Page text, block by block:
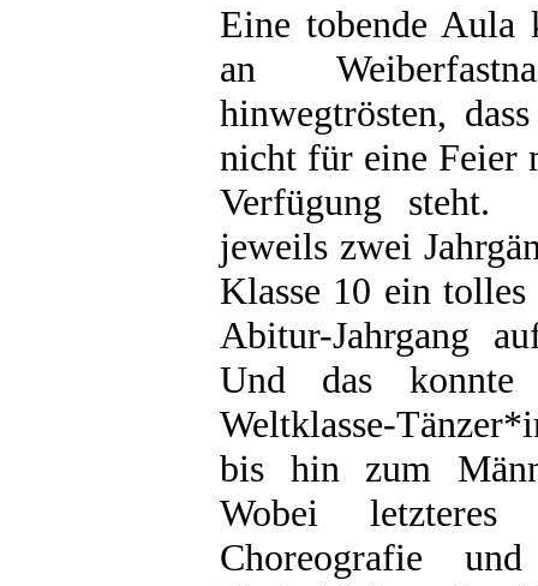
Eine tobende Aula
an
hinwegtrösten,
nicht für eine Feier
Verfügung steht.
jeweils zwei
Klasse 10 ein
Abitur-Jahrgang
Und das konnte
Weltklasse-
bis hin zum
Wobei
Choreografie